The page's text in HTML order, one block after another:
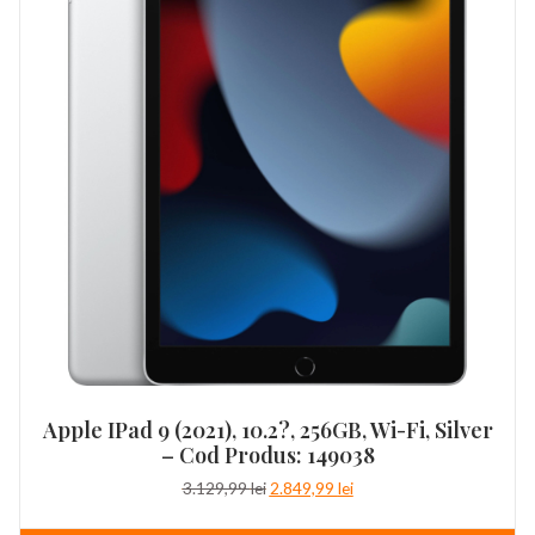
Apple IPad 9 (2021), 10.2?, 256GB, Wi-Fi, Silver
– Cod Produs: 149038
3.129,99lei Prețul
2.849,99 leiPrețul